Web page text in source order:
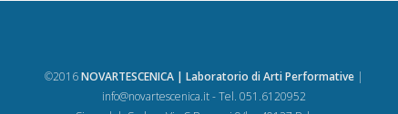
©2016NOVARTESCENICA | Laboratorio di Arti Performative |
info@novartescenica.it- Tel. 051.6120952